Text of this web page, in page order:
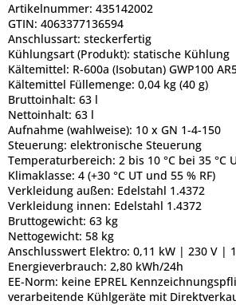
Artikelnummer: 435142002
GTIN: 4063377136594
Anschlussart: steckerfertig
Kühlungsart (Produkt): statische Kühlung
Kältemittel: R-600a (Isobutan) GWP100
Kältemittel Füllemenge: 0,04 kg (40 g)
Bruttoinhalt: 63 l
Nettoinhalt: 63 l
Aufnahme (wahlweise): 10 x GN 1-4-150
Steuerung: elektronische Steuerung
Temperaturbereich: 2 bis 10 °C bei 35 °C
Klimaklasse: 4 (+30 °C UT und 55 % RF)
Verkleidung außen: Edelstahl 1.4372
Verkleidung innen: Edelstahl 1.4372
Bruttogewicht: 63 kg
Nettogewicht: 58 kg
Anschlusswert Elektro: 0,11 kW | 230 V |
Energieverbrauch: 2,80 kWh/24h
EE-Norm: keine EPREL
verarbeitende Kühlgeräte mit